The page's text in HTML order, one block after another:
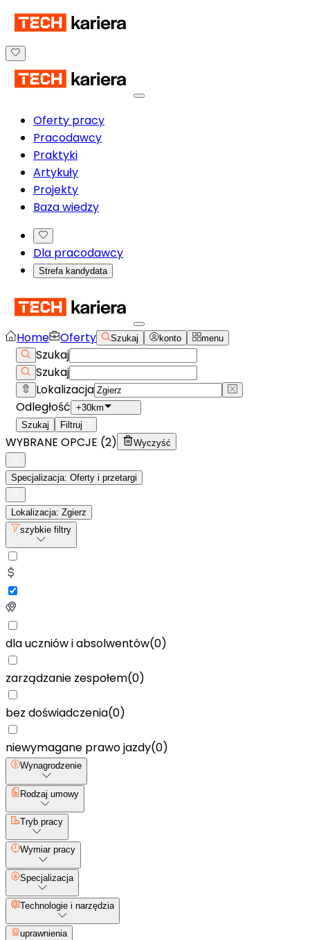
Oferty pracy
Pracodawcy
Praktyki
Artykuły
Projekty
Baza wiedzy
Dla pracodawcy
Strefa kandydata
Home Oferty Szukaj konto menu
Szukaj
Szukaj
Lokalizacja
Odległość +30km
Szukaj
Filtruj
WYBRANE OPCJE (2) Wyczyść
Specjalizacja: Oferty i przetargi
Lokalizacja: Zgierz
szybkie filtry
dla uczniów i absolwentów(0)
zarządzanie zespołem(0)
bez doświadczenia(0)
niewymagane prawo jazdy(0)
Wynagrodzenie
Rodzaj umowy
Tryb pracy
Wymiar pracy
Specjalizacja
Technologie i narzędzia
uprawnienia